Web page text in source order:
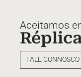
Aceitamos
FALE CONNOSCO